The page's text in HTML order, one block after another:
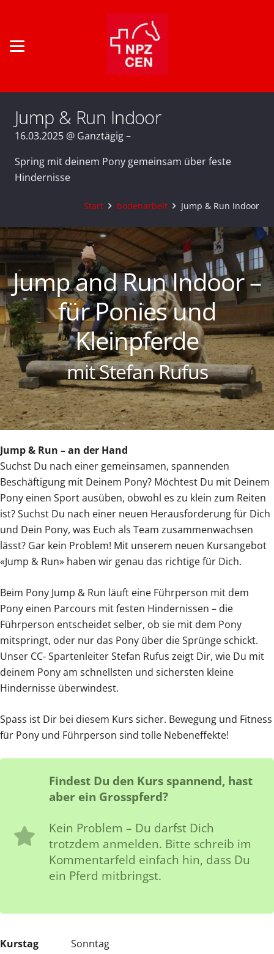
Jump & Run Indoor
16.03.2025 @ Ganztägig –
Spring mit deinem Pony gemeinsam über feste
Hindernisse
Start bodenarbeit Jump & Run Indoor
Jump and Run Indoor –
für Ponies und
Kleinpferde
mit Stefan Rufus
Jump & Run – an der Hand
Suchst Du nach einer gemeinsamen, spannenden
Beschäftigung mit Deinem Pony? Möchtest Du mit Deinem
Pony einen Sport ausüben, obwohl es zu klein zum Reiten
ist? Suchst Du nach einer neuen Herausforderung für Dich
und Dein Pony, was Euch als Team zusammenwachsen
lässt? Gar kein Problem! Mit unserem neuen Kursangebot
«Jump & Run» haben wir genau das richtige für Dich.
Beim Pony Jump & Run läuft eine Führperson mit dem
Pony einen Parcours mit festen Hindernissen – die
Führperson entscheidet selber, ob sie mit dem Pony
mitspringt, oder nur das Pony über die Sprünge schickt.
Unser CC- Spartenleiter Stefan Rufus zeigt Dir, wie Du mit
deinem Pony am schnellsten und sichersten kleine
Hindernisse überwindest.
Spass ist Dir bei diesem Kurs sicher. Bewegung und Fitness
für Pony und Führperson sind tolle Nebeneffekte!
Findest Du den Kurs spannend, hast
aber ein Grosspferd?
Kein Problem – Du darfst Dich
trotzdem anmelden. Bitte schreib im
Kommentarfeld einfach hin, dass Du
ein Pferd mitbringst.
Kurstag Sonntag